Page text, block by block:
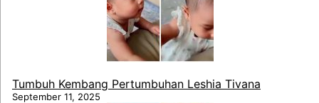
Tumbuh Kembang Pertumbuhan Leshia Tivana
September 11, 2025